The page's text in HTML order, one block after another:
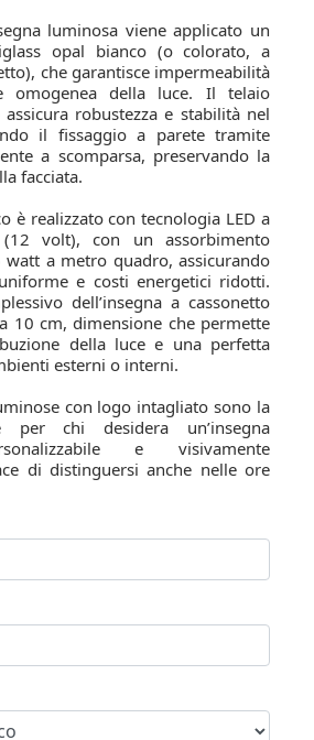
luminosa viene applicato un
opal bianco (o colorato, a
che garantisce impermeabilità
omogenea della luce. Il telaio
robustezza e stabilità nel
il fissaggio a parete tramite
a scomparsa, preservando la
facciata.
è realizzato con tecnologia LED a
(12 volt), con un assorbimento
a metro quadro, assicurando
e costi energetici ridotti.
dell’insegna a cassonetto
10 cm, dimensione che permette
della luce e una perfetta
esterni o interni.
con logo intagliato sono la
per chi desidera un’insegna
e visivamente
di distinguersi anche nelle ore